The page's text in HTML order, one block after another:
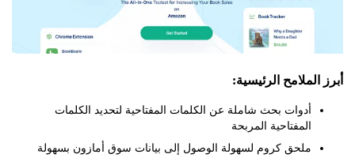
الرئيسية:
أدوات بحث شاملة عن الكلمات المفتاحية لتحديد الكلمات
المفتاحية المربحة
ملحق كروم لسهولة الوصول إلى بيانات سوق أمازون بسهولة